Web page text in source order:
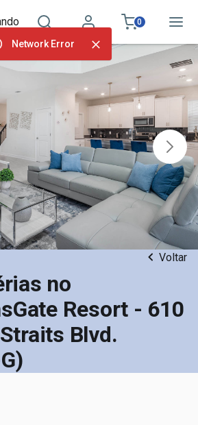
0
Voltar
no
Resort - 610
Blvd.
Network Error